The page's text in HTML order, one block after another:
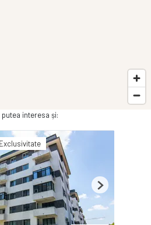
putea interesa și:
Exclusivitate
Next